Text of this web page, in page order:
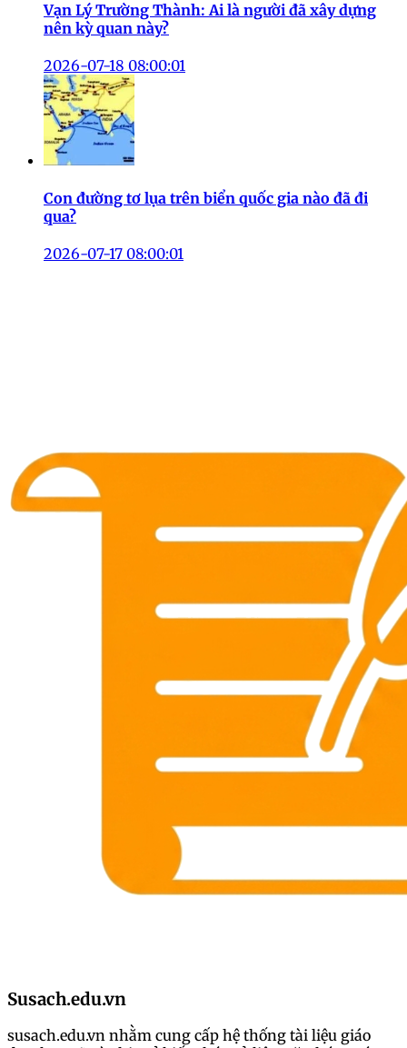
Vạn Lý Trường Thành: Ai là người đã xây dựng
nên kỳ quan này?
2026-07-18 08:00:01
Con đường tơ lụa trên biển quốc gia nào đã đi
qua?
2026-07-17 08:00:01
Susach.edu.vn
susach.edu.vn nhằm cung cấp hệ thống tài liệu giáo